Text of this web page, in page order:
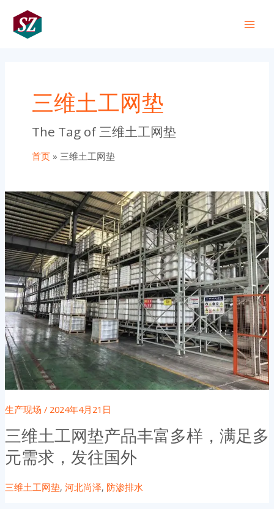
三维土工网垫
The Tag of 三维土工网垫
首页 三维土工网垫
生产现场 / 2024年4月21日
三维土工网垫产品丰富多样，满足多
元需求，发往国外
三维土工网垫, 河北尚泽, 防渗排水